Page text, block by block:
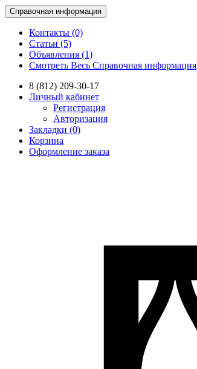
Справочная информация
Контакты (0)
Статьи (5)
Объявления (1)
Смотреть Весь Справочная информация
8 (812) 209-30-17
Личный кабинет
Регистрация
Авторизация
Закладки (0)
Корзина
Оформление заказа